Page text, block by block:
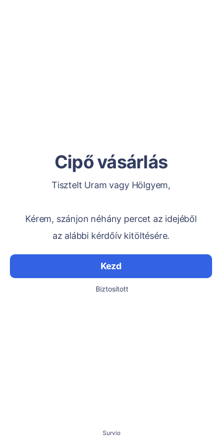
Cipő vásárlás
Tisztelt Uram vagy Hölgyem,
Kérem, szánjon néhány percet az idejéből
az alábbi kérdőív kitöltésére.
Kezd
Biztosított
Survio